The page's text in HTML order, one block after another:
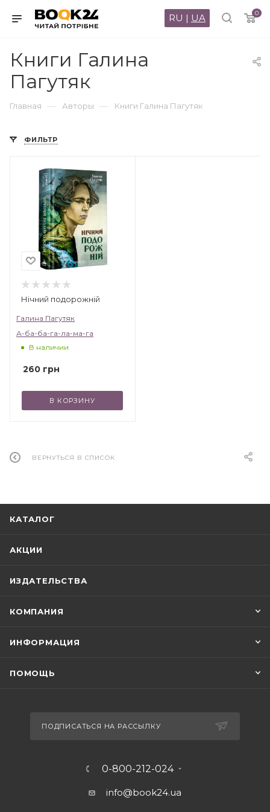
0
RU | UA
Книги Галина
Пагутяк
Главная — Авторы — Книги Галина Пагутяк
ФИЛЬТР
Нічний подорожній
Галина Пагутяк
А-ба-ба-га-ла-ма-га
В наличии
260 грн
В КОРЗИНУ
ВЕРНУТЬСЯ В СПИСОК
КАТАЛОГ
АКЦИИ
ИЗДАТЕЛЬСТВА
КОМПАНИЯ
ИНФОРМАЦИЯ
ПОМОЩЬ
ПОДПИСАТЬСЯ НА РАССЫЛКУ
0-800-212-024
info@book24.ua